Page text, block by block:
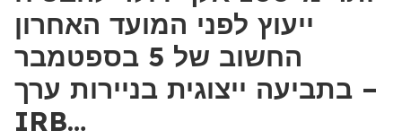
ייעוץ לפני המועד האחרון
החשוב של 5 בספטמבר
בתביעה ייצוגית בניירות ערך –
IRB…